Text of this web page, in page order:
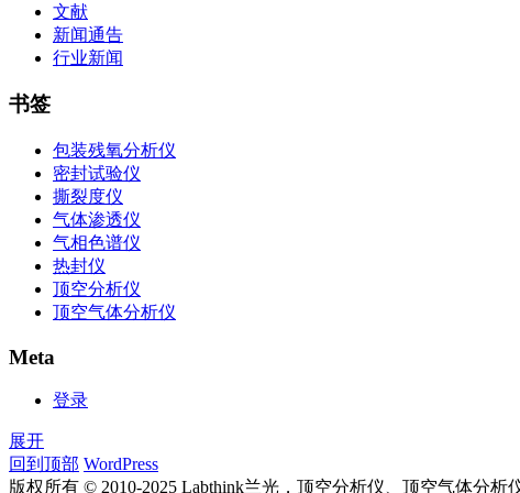
文献
新闻通告
行业新闻
书签
包装残氧分析仪
密封试验仪
撕裂度仪
气体渗透仪
气相色谱仪
热封仪
顶空分析仪
顶空气体分析仪
Meta
登录
展开
回到顶部 WordPress
版权所有 © 2010-2025 Labthink兰光，顶空分析仪、顶空气体分